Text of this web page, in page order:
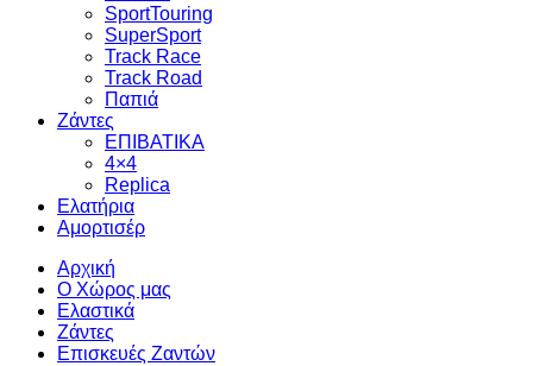
SportTouring
SuperSport
Track Race
Track Road
Παπιά
Ζάντες
ΕΠΙΒΑΤΙΚΑ
4×4
Replica
Ελατήρια
Αμορτισέρ
Αρχική
Ο Χώρος μας
Ελαστικά
Ζάντες
Επισκευές Ζαντών